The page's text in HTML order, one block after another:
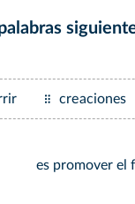
creaciones
es promover el